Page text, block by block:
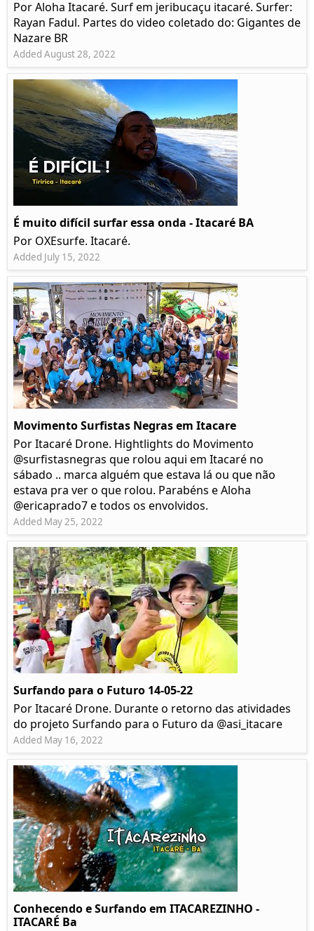
Por Aloha Itacaré. Surf em jeribucaçu itacaré. Surfer:
Rayan Fadul. Partes do video coletado do: Gigantes de
Nazare BR
Added August 28, 2022
É muito difícil surfar essa onda - Itacaré BA
Por OXEsurfe. Itacaré.
Added July 15, 2022
Movimento Surfistas Negras em Itacare
Por Itacaré Drone. Hightlights do Movimento
@surfistasnegras que rolou aqui em Itacaré no
sábado .. marca alguém que estava lá ou que não
estava pra ver o que rolou. Parabéns e Aloha
@ericaprado7 e todos os envolvidos.
Added May 25, 2022
Surfando para o Futuro 14-05-22
Por Itacaré Drone. Durante o retorno das atividades
do projeto Surfando para o Futuro da @asi_itacare
Added May 16, 2022
Conhecendo e Surfando em ITACAREZINHO -
ITACARÉ Ba